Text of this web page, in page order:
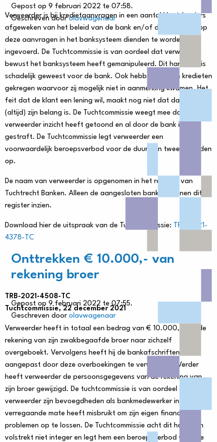
Gepost op 9 februari 2022 te 07:58.
Geschreven doorolavwagenaar
Verweerder is bij kredietaanvragen in een aantal klantdossiers
afgeweken van het beleid van de bank en/of de wijze waarop
deze aanvragen in het banksysteem dienden te worden
ingevoerd. De Tuchtcommissie is van oordeel dat verweerder
bewust het banksysteem heeft gemanipuleerd. Dit handelen is
schadelijk geweest voor de bank. Ook hebben klanten kredieten
gekregen waarvoor zij mogelijk niet in aanmerking kwamen. Het
feit dat de klant een lening wil, maakt nog niet dat dat ook
(altijd) zijn belang is. De Tuchtcommissie weegt mee dat
verweerder inzicht heeft getoond en al door de bank is
gestraft. De Tuchtcommissie legt verweerder een
voorwaardelijk beroepsverbod voor de duur van twee maanden
op.
De naam van verweerder is opgenomen in het register van
Tuchtrecht Banken. Alleen de aangesloten banken kunnen dit
register inzien.
Download hier de uitspraak van de Tuchtcommissie: TRB-2021-
4378-TC
Onttrekken € 10.000,- van
rekening broer
Gepost op 9 februari 2022 te 07:55.
Geschreven door olavwagenaar
TRB-2021-4508-TC
Tuchtcommissie, 22 december 2021
Verweerder heeft in totaal een bedrag van € 10.000,- van de
rekening van zijn zwakbegaafde broer naar zichzelf
overgeboekt. Vervolgens heeft hij de bankafschriften
aangepast door deze overboekingen te verwijderen. Verder
heeft verweerder de persoonsgegevens van de rekening van
zijn broer gewijzigd. De tuchtcommissie is van oordeel dat
verweerder zijn bevoegdheden als bankmedewerker in
verregaande mate heeft misbruikt om zijn eigen financiële
problemen op te lossen. De Tuchtcommissie acht dit handelen
volstrekt niet integer en legt hem een beroepsverbod voor de